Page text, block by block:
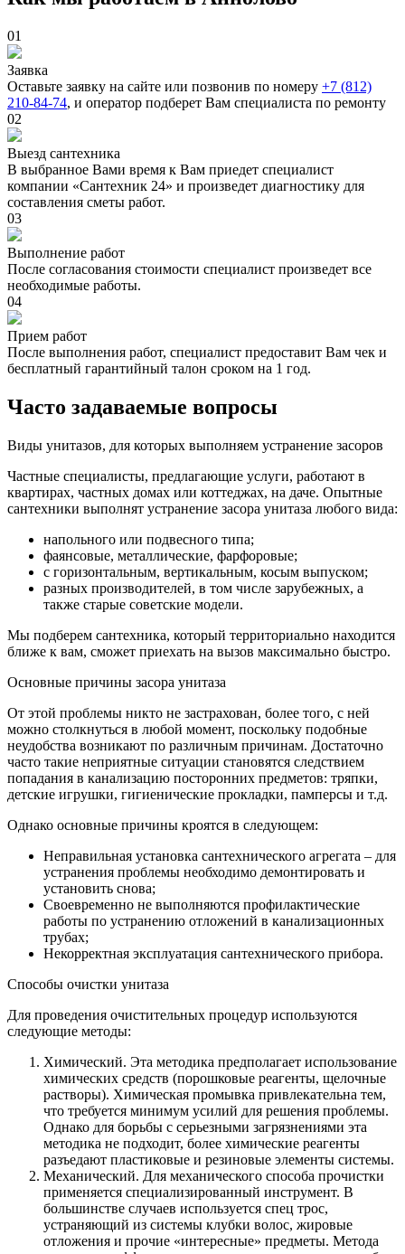
01
Заявка
Оставьте заявку на сайте или позвонив по номеру +7 (812)
210-84-74, и оператор подберет Вам специалиста по ремонту
02
Выезд сантехника
В выбранное Вами время к Вам приедет специалист
компании «Сантехник 24» и произведет диагностику для
составления сметы работ.
03
Выполнение работ
После согласования стоимости специалист произведет все
необходимые работы.
04
Прием работ
После выполнения работ, специалист предоставит Вам чек и
бесплатный гарантийный талон сроком на 1 год.
Часто задаваемые вопросы
Виды унитазов, для которых выполняем устранение засоров
Частные специалисты, предлагающие услуги, работают в
квартирах, частных домах или коттеджах, на даче. Опытные
сантехники выполнят устранение засора унитаза любого вида:
напольного или подвесного типа;
фаянсовые, металлические, фарфоровые;
с горизонтальным, вертикальным, косым выпуском;
разных производителей, в том числе зарубежных, а
также старые советские модели.
Мы подберем сантехника, который территориально находится
ближе к вам, сможет приехать на вызов максимально быстро.
Основные причины засора унитаза
От этой проблемы никто не застрахован, более того, с ней
можно столкнуться в любой момент, поскольку подобные
неудобства возникают по различным причинам. Достаточно
часто такие неприятные ситуации становятся следствием
попадания в канализацию посторонних предметов: тряпки,
детские игрушки, гигиенические прокладки, памперсы и т.д.
Однако основные причины кроятся в следующем:
Неправильная установка сантехнического агрегата – для
устранения проблемы необходимо демонтировать и
установить снова;
Своевременно не выполняются профилактические
работы по устранению отложений в канализационных
трубах;
Некорректная эксплуатация сантехнического прибора.
Способы очистки унитаза
Для проведения очистительных процедур используются
следующие методы:
Химический. Эта методика предполагает использование
химических средств (порошковые реагенты, щелочные
растворы). Химическая промывка привлекательна тем,
что требуется минимум усилий для решения проблемы.
Однако для борьбы с серьезными загрязнениями эта
методика не подходит, более химические реагенты
разъедают пластиковые и резиновые элементы системы.
Механический. Для механического способа прочистки
применяется специализированный инструмент. В
большинстве случаев используется спец трос,
устраняющий из системы клубки волос, жировые
отложения и прочие «интересные» предметы. Метода